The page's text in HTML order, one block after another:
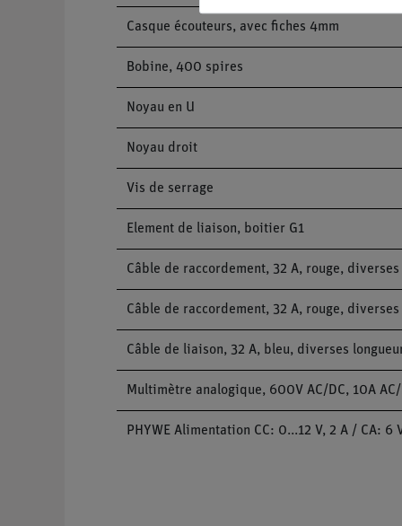
Casque écouteurs, avec fiches 4mm
Bobine, 400 spires
Noyau en U
Noyau droit
Vis de serrage
Element de liaison, boitier G1
Câble de raccordement, 32 A, rouge, diverses
Câble de raccordement, 32 A, rouge, diverses
Câble de liaison, 32 A, bleu, diverses
Multimètre analogique, 600V AC/DC, 10A
PHYWE Alimentation CC: 0...12 V, 2 A / CA: 6